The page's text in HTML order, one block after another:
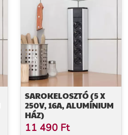
SAROKELOSZTÓ (5 X
250V, 16A, ALUMÍNIUM
HÁZ)
11 490 Ft